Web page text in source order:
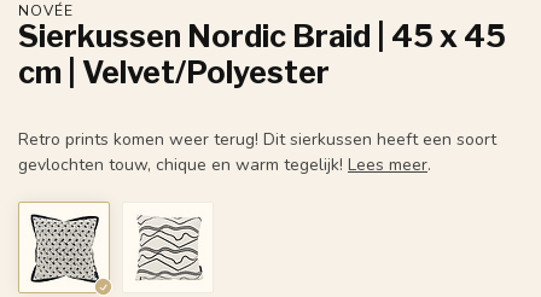
NOVÉE
Sierkussen Nordic Braid | 45 x 45
cm | Velvet/Polyester
Retro prints komen weer terug! Dit sierkussen heeft een soort
gevlochten touw, chique en warm tegelijk! Lees meer.